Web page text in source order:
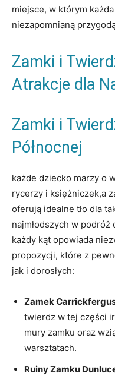
miejsce, w którym
niezapomnianą
Zamki i
Atrakcje dla
Zamki i
Północnej
każde dziecko marzy o
rycerzy i księżniczek,a
oferują idealne tło dla
najmłodszych w
każdy kąt opowiada
propozycji, które z
jak i dorosłych:
Zamek
twierdz w tej części
mury zamku oraz
warsztatach.
Ruiny Zamku